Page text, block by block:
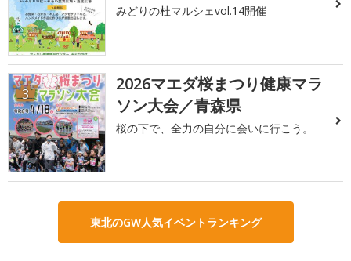
みどりの杜マルシェvol.14開催
3
2026マエダ桜まつり健康マラ
ソン大会／青森県
桜の下で、全力の自分に会いに行こう。
東北のGW人気イベントランキング